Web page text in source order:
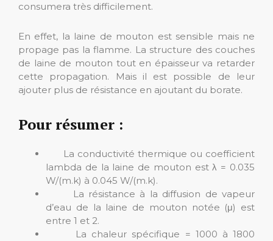
consumera très difficilement.
En effet, la laine de mouton est sensible mais ne
propage pas la flamme. La structure des couches
de laine de mouton tout en épaisseur va retarder
cette propagation. Mais il est possible de leur
ajouter plus de résistance en ajoutant du borate.
Pour résumer :
La conductivité thermique ou coefficient
lambda de la laine de mouton est λ = 0.035
W/(m.k) à 0.045 W/(m.k).
La résistance à la diffusion de vapeur
d’eau de la laine de mouton notée (μ) est
entre 1 et 2.
La chaleur spécifique = 1000 à 1800